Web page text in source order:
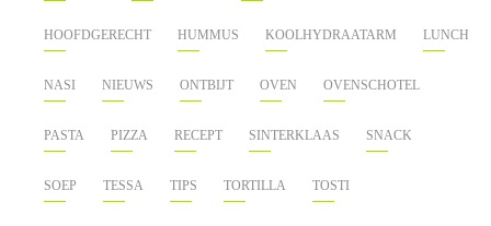
HOOFDGERECHT HUMMUS KOOLHYDRAATARM LUNCH
NASI NIEUWS ONTBIJT OVEN OVENSCHOTEL
PASTA PIZZA RECEPT SINTERKLAAS SNACK
SOEP TESSA TIPS TORTILLA TOSTI